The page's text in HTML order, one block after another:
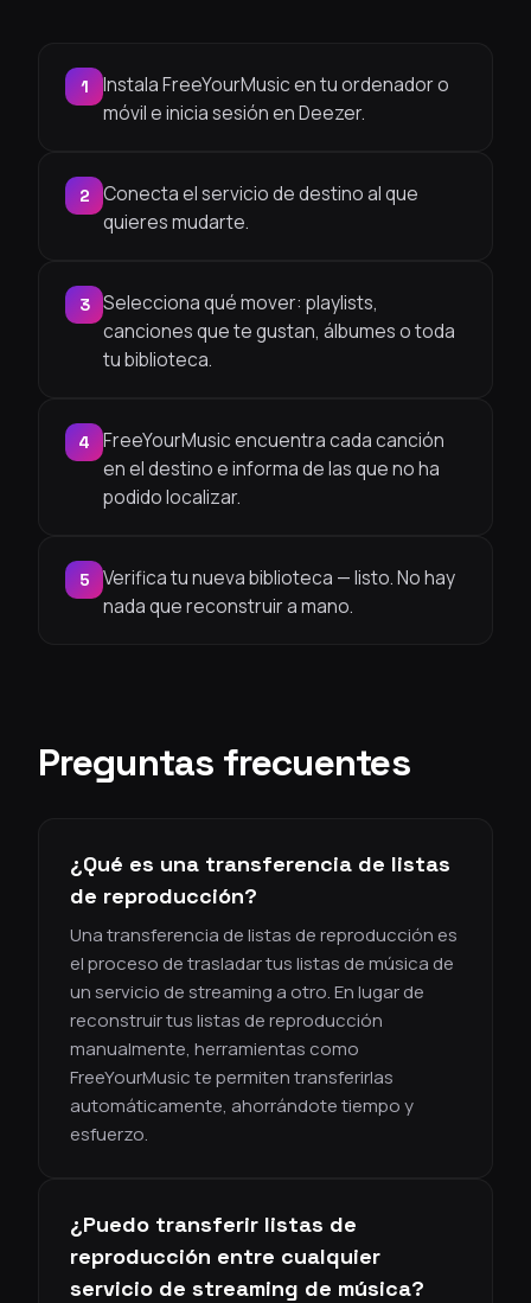
1
Instala FreeYourMusic en tu ordenador o
móvil e inicia sesión en Deezer.
2
Conecta el servicio de destino al que
quieres mudarte.
3
Selecciona qué mover: playlists,
canciones que te gustan, álbumes o toda
tu biblioteca.
4
FreeYourMusic encuentra cada canción
en el destino e informa de las que no ha
podido localizar.
5
Verifica tu nueva biblioteca — listo. No hay
nada que reconstruir a mano.
Preguntas frecuentes
¿Qué es una transferencia de listas
de reproducción?
Una transferencia de listas de reproducción es
el proceso de trasladar tus listas de música de
un servicio de streaming a otro. En lugar de
reconstruir tus listas de reproducción
manualmente, herramientas como
FreeYourMusic te permiten transferirlas
automáticamente, ahorrándote tiempo y
esfuerzo.
¿Puedo transferir listas de
reproducción entre cualquier
servicio de streaming de música?